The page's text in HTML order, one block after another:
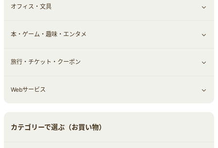
不動産
引越し
エコ・エネルギー
車情報・カーシェア・レンタル
ギフト・贈答品
すべて見る
習い事・学習・学校
仕事・転職
オフィス・文具
すべて見る
オフィス・文具
本・ゲーム・趣味・エンタメ
すべて見る
ゲーム・趣味
旅行・チケット・クーポン
すべて見る
Webサービス
カテゴリーで選ぶ（お買い物）